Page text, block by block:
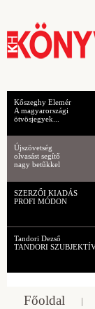
Kőszeghy Elemér
A magyarországi
ötvösjegyek...
Újszövetség
olvasást segítő
nagy betűkkel
SZERZŐI KIADÁS
PROFI MÓDON
Tandori Dezső
TANDORI
Főoldal